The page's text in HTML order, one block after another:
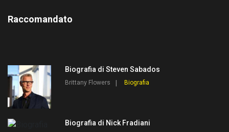
Raccomandato
Biografia di Steven Sabados
Brittany Flowers Biografia
Biografia di Nick Fradiani